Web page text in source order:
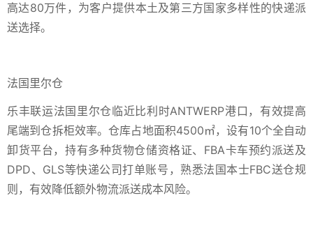
高达80万件，为客户提供本土及第三方国家多样性的快递派
送选择。
法国里尔仓
乐丰联运法国里尔仓临近比利时ANTWERP港口，有效提高
尾端到仓拆柜效率。仓库占地面积4500㎡，设有10个全自动
卸货平台，持有多种货物仓储资格证、FBA卡车预约派送及
DPD、GLS等快递公司打单账号，熟悉法国本士FBC送仓规
则，有效降低额外物流派送成本风险。